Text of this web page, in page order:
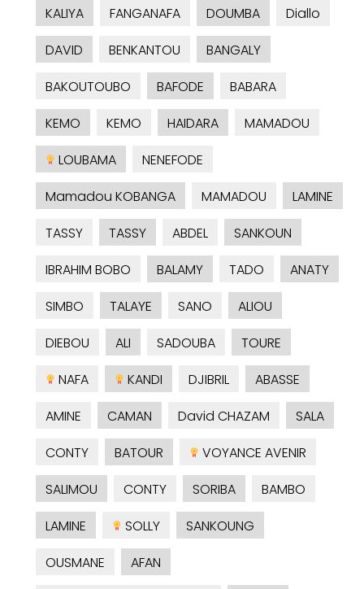
KALIYA
FANGANAFA DOUMBA
Diallo
DAVID
BENKANTOU
BANGALY
BAKOUTOUBO
BAFODE
BABARA
KEMO
KEMO HAIDARA
MAMADOU
LOUBAMA
NENEFODE
Mamadou KOBANGA
MAMADOU
LAMINE
TASSY
TASSY ABDEL
SANKOUN
IBRAHIM BOBO
BALAMY TADO
ANATY
SIMBO
TALAYE SANO
ALIOU
DIEBOU
ALI SADOUBA
TOURE
NAFA
KANDI DJIBRIL
ABASSE
AMINE
CAMAN David CHAZAM
SALA
CONTY
BATOUR
VOYANCE AVENIR
SALIMOU
CONTY SORIBA
BAMBO
LAMINE
SOLLY
SANKOUNG
OUSMANE
AFAN